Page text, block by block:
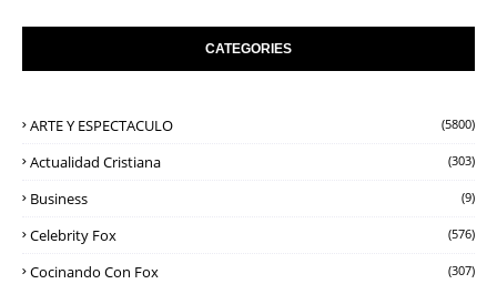
CATEGORIES
ARTE Y ESPECTACULO (5800)
Actualidad Cristiana (303)
Business (9)
Celebrity Fox (576)
Cocinando Con Fox (307)